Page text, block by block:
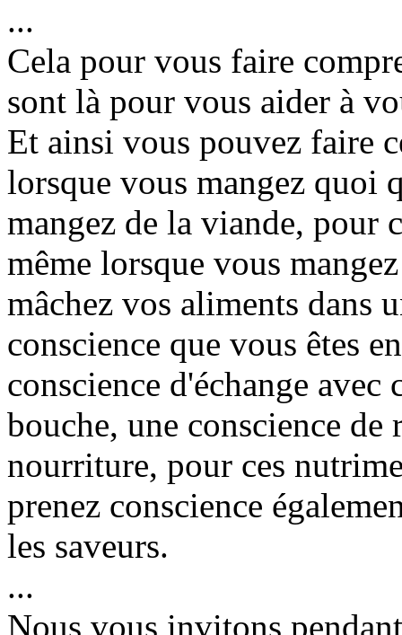
...
Cela pour vous faire
sont là pour vous aider à
Et ainsi vous pouvez faire
lorsque vous mangez quoi
mangez de la viande, pour
même lorsque vous
mâchez vos aliments dans
conscience que vous êtes
conscience d'échange
bouche, une conscience de
nourriture, pour ces
prenez conscience
les saveurs.
...
Nous vous invitons